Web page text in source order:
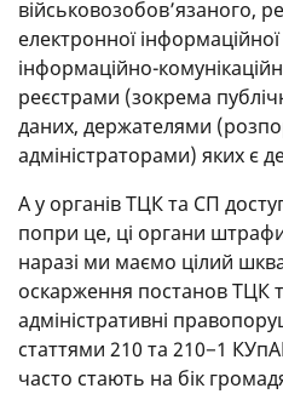
військовозобов’язаного,
електронної
інформаційно-
реєстрами (зокрема
даних, держателями
адміністраторами) яких є
А у органів ТЦК та СП
попри це, ці органи
наразі ми маємо цілий
оскарження постанов ТЦК
адміністративні
статтями 210 та 210−1
часто стають на бік